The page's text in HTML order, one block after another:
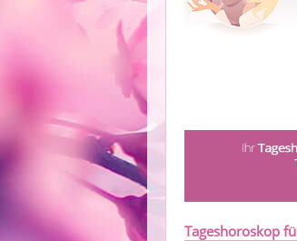
Tageshoroskop